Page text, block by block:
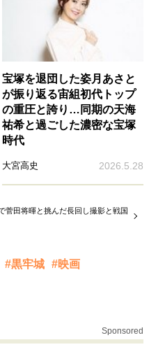
宝塚を退団した姿月あさと
が振り返る宙組初代トップ
の重圧と誇り…同期の天海
祐希と過ごした濃密な宝塚
時代
大宮高史 2026.5.28
菅田将暉と挑んだ長回し撮影と戦国
#黒牢城 #映画
Sponsored